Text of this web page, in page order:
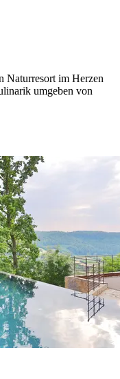
Naturresort im Herzen
umgeben von